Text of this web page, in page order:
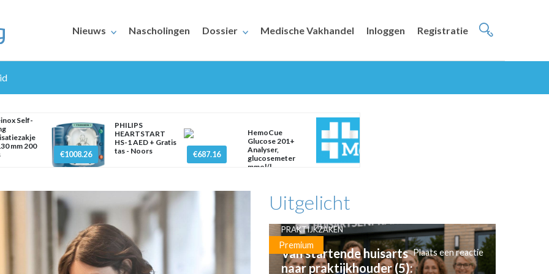
Nieuws Nascholingen Dossier Medische Vakhandel Inloggen Registratie
Self-
mm 200
€1008.26
PHILIPS
HEARTSTART
HS-1 AED + Gratis
tas - Noors
€687.16
HemoCue
Glucose 201+
Analyser,
glucosemeter
mmol/l
Uitgelicht
Premium
PRAKTIJKZAKEN
Van startende huisarts
naar praktijkhouder (5):
Plaats een reactie